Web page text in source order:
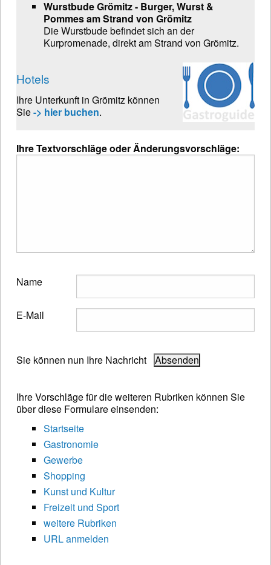
Wurstbude Grömitz - Burger, Wurst &
Pommes am Strand von Grömitz
Die Wurstbude befindet sich an der
Kurpromenade, direkt am Strand von Grömitz.
Hotels
Ihre Unterkunft in Grömitz können
Sie-> hier buchen.
Ihre Textvorschläge oder Änderungsvorschläge:
Name
E-Mail
Sie können nun Ihre Nachricht
Ihre Vorschläge für die weiteren Rubriken können Sie
über diese Formulare einsenden:
Startseite
Gastronomie
Gewerbe
Shopping
Kunst und Kultur
Freizeit und Sport
weitere Rubriken
URL anmelden